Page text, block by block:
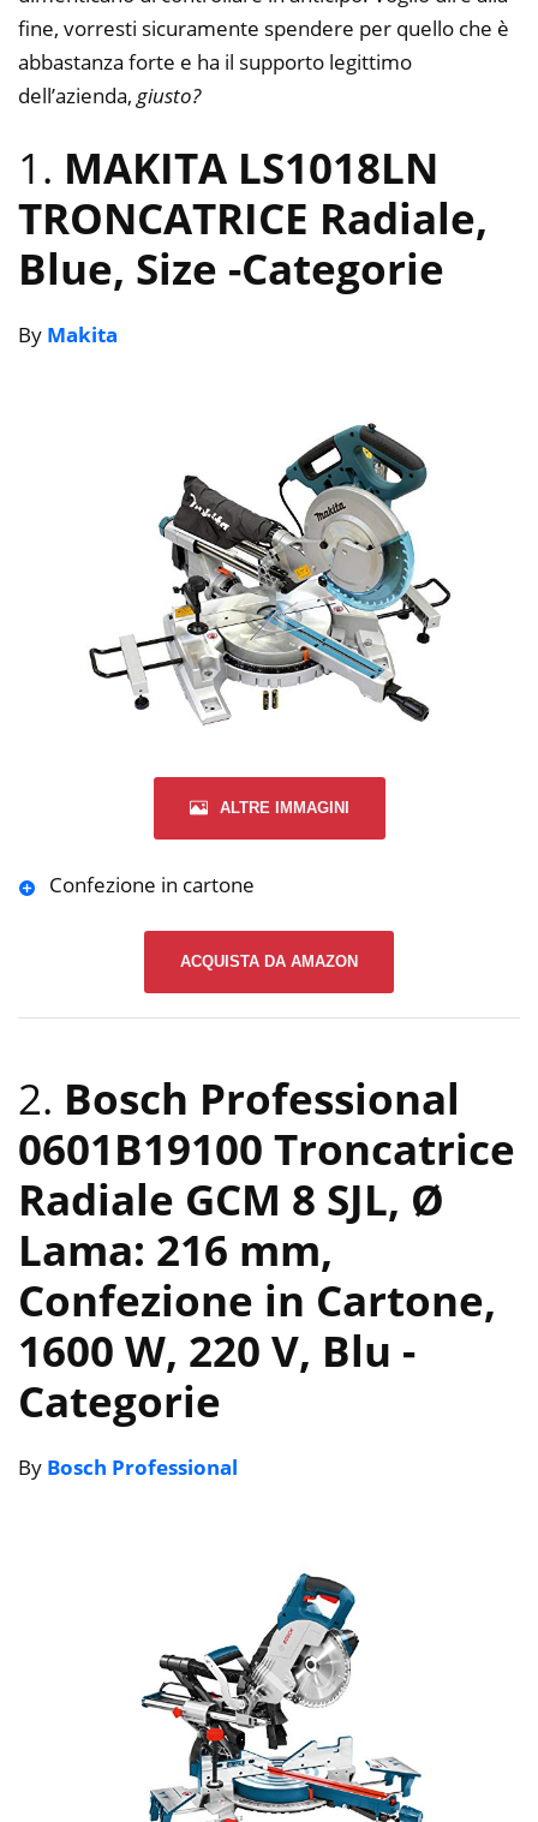
fine, vorresti sicuramente spendere per quello che è
abbastanza forte e ha il supporto legittimo
dell’azienda, giusto?
1. MAKITA LS1018LN
TRONCATRICE Radiale,
Blue, Size -Categorie
By Makita
ALTRE IMMAGINI
Confezione in cartone
ACQUISTA DA AMAZON
2. Bosch Professional
0601B19100 Troncatrice
Radiale GCM 8 SJL, Ø
Lama: 216 mm,
Confezione in Cartone,
1600 W, 220 V, Blu -
Categorie
By Bosch Professional